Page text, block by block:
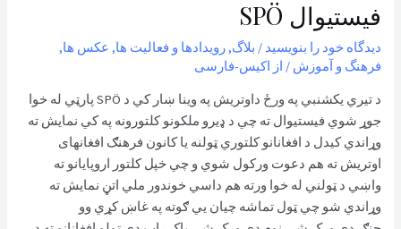
فیستیوال SPÖ
دیدگاه‌ خود را بنویسید / بلاگ,رویدادها و فعالیت ها, عکس ها,
فرهنگ و آموزش / از اکیس-فارسی
د تیري یکشنبي په ورځ داوتریش په وینا ښار کي د SPÖ پارټي له خوا
جوړ شوي فیستیوال ته چي د ‌‌‌‌‌‌ډیرو ملکونو کلتورونه په کي نمایش ته
وړاندي کیدل د افغانانو کلتوري ټولنه یا کانون فرهنګ افغانهای
اوتریش ته هم دعوت ورکول شوي و چي خپل کلتور اروپایانو ته
واښي د ټولني له خوا ورته ‌‌‌‌‌‌هم داسي خوندور ملي اتڼ نمایش ته
وړاندي شو چي ټول تماشه چیان یي ګوته په غاښ کړي وو